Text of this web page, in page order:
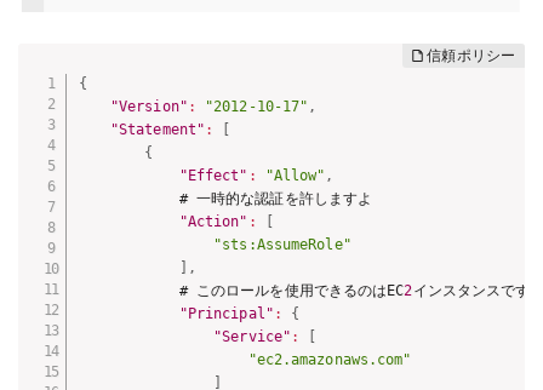
{
"Version" : "2012-10-17" ,
"Statement" :
{
"Effect" : "Allow" ,
            # 一時的な認証を許しますよ
"Action" :
"sts:AssumeRole"
,
            # このロールを使用できるのはEC
2インスタンスです
"Principal" :
{
"Service" :
"ec2.amazonaws.com"